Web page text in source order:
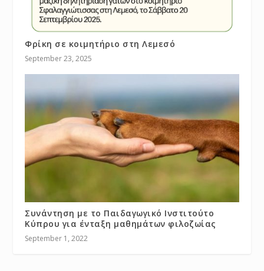
Φρίκη σε κοιμητήριο στη Λεμεσό
September 23, 2025
Συνάντηση με το Παιδαγωγικό Ινστιτούτο
Κύπρου για ένταξη μαθημάτων φιλοζωίας
September 1, 2022